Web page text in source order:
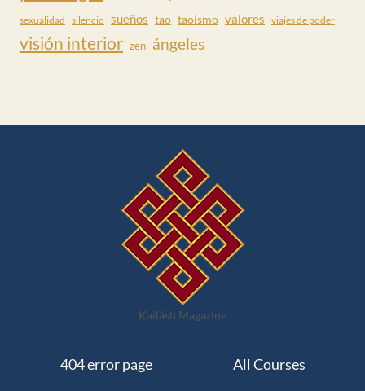
sexualidad silencio sueños tao taoísmo valores viajes de poder
visión interior zen ángeles
Kailãsh Magazine
404 error page
All Courses